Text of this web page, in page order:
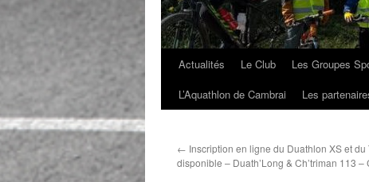
Aller
Actualités Le Club Les Groupes
L’Aquathlon de Cambrai
Les
← Inscription en ligne du Duathlon XS et du
disponible – Duath’Long & Ch’triman 113 –